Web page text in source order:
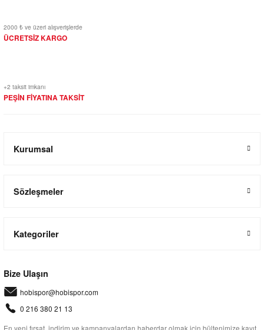
2000 ₺ ve üzeri alışverişlerde
ÜCRETSİZ KARGO
+2 taksit imkanı
PEŞİN FİYATINA TAKSİT
Kurumsal
Sözleşmeler
Kategoriler
Bize Ulaşın
hobispor@hobispor.com
0 216 380 21 13
En yeni fırsat, indirim ve kampanyalardan haberdar olmak için bültenimize kayıt